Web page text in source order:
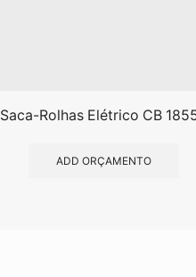
Saca-Rolhas Elétrico CB
ADD ORÇAMENTO